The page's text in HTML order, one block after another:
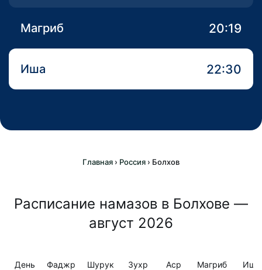
Магриб 20:19
Иша 22:30
Главная › Россия › Болхов
Расписание намазов в Болхове —
август 2026
День Фаджр Шурук Зухр Аср Магриб Иша